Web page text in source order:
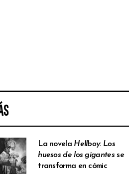
La novela Hellboy: Los
huesos de los gigantesse
transforma en cómic